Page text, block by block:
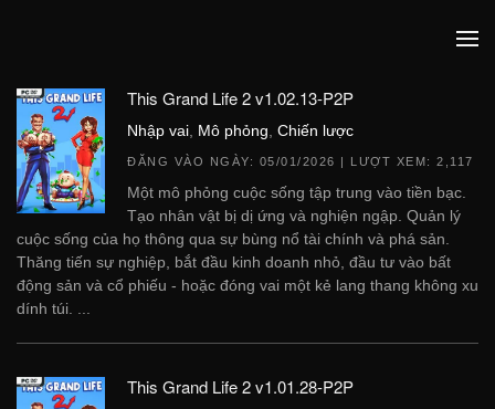
This Grand Life 2 v1.02.13-P2P
Nhập vai Mô phỏng Chiến lược
ĐĂNG VÀO NGÀY: 05/01/2026 | LƯỢT XEM: 2,117
Một mô phỏng cuộc sống tập trung vào tiền bạc.
Tạo nhân vật bị dị ứng và nghiện ngập. Quản lý
cuộc sống của họ thông qua sự bùng nổ tài chính và phá sản.
Thăng tiến sự nghiệp, bắt đầu kinh doanh nhỏ, đầu tư vào bất
động sản và cổ phiếu - hoặc đóng vai một kẻ lang thang không xu
dính túi. ...
This Grand Life 2 v1.01.28-P2P